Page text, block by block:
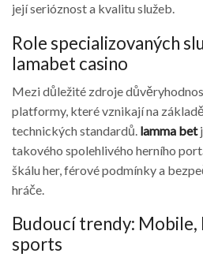
její serióznost a kvalitu služeb.
Role specializovaných
lamabet casino
Mezi důležité zdroje
platformy, které vznikají na
technických standardů. lamma bet
takového spolehlivého herního
škálu her, férové podmínky a
hráče.
Budoucí trendy: Mobile,
sports